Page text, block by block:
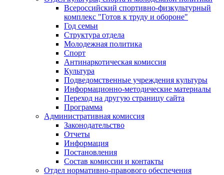
Всероссийский спортивно-физкультурный
комплекс "Готов к труду и обороне"
Год семьи
Структура отдела
Молодежная политика
Спорт
Антинаркотическая комиссия
Культура
Подведомственные учреждения культуры
Информационно-методические материалы
Переход на другую страницу сайта
Программа
Административная комиссия
Законодательство
Отчеты
Информация
Постановления
Состав комиссии и контакты
Отдел нормативно-правового обеспечения